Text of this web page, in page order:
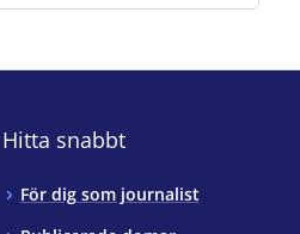
Hitta snabbt
För dig som journalist